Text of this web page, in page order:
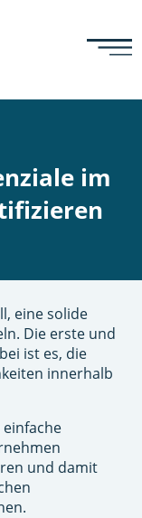
im
eine solide
Die erste und
ist es, die
innerhalb
und damit